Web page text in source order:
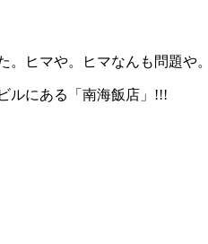
ヒマや。ヒマなんも問題や
ルにある「南海飯店」!!!